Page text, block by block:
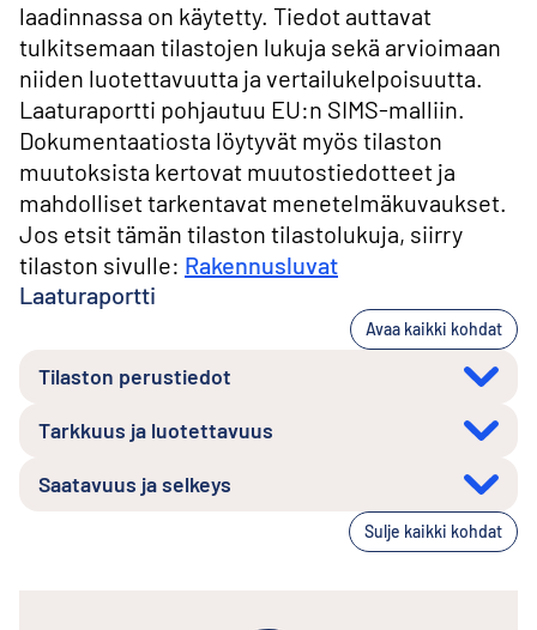
laadinnassa on käytetty. Tiedot auttavat
tulkitsemaan tilastojen lukuja sekä arvioimaan
niiden luotettavuutta ja vertailukelpoisuutta.
Laaturaportti pohjautuu EU:n SIMS-malliin.
Dokumentaatiosta löytyvät myös tilaston
muutoksista kertovat muutostiedotteet ja
mahdolliset tarkentavat menetelmäkuvaukset.
Jos etsit tämän tilaston tilastolukuja, siirry
tilaston sivulle: Rakennusluvat
Laaturaportti
Avaa kaikki kohdat
Tilaston perustiedot
Tarkkuus ja luotettavuus
Saatavuus ja selkeys
Sulje kaikki kohdat